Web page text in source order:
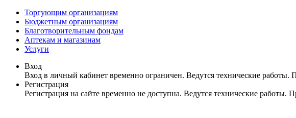
Торгующим организациям
Бюджетным организациям
Благотворительным фондам
Аптекам и магазинам
Услуги
Вход
Вход в личный кабинет временно ограничен. Ведутся технические
Регистрация
Регистрация на сайте временно не доступна. Ведутся технические